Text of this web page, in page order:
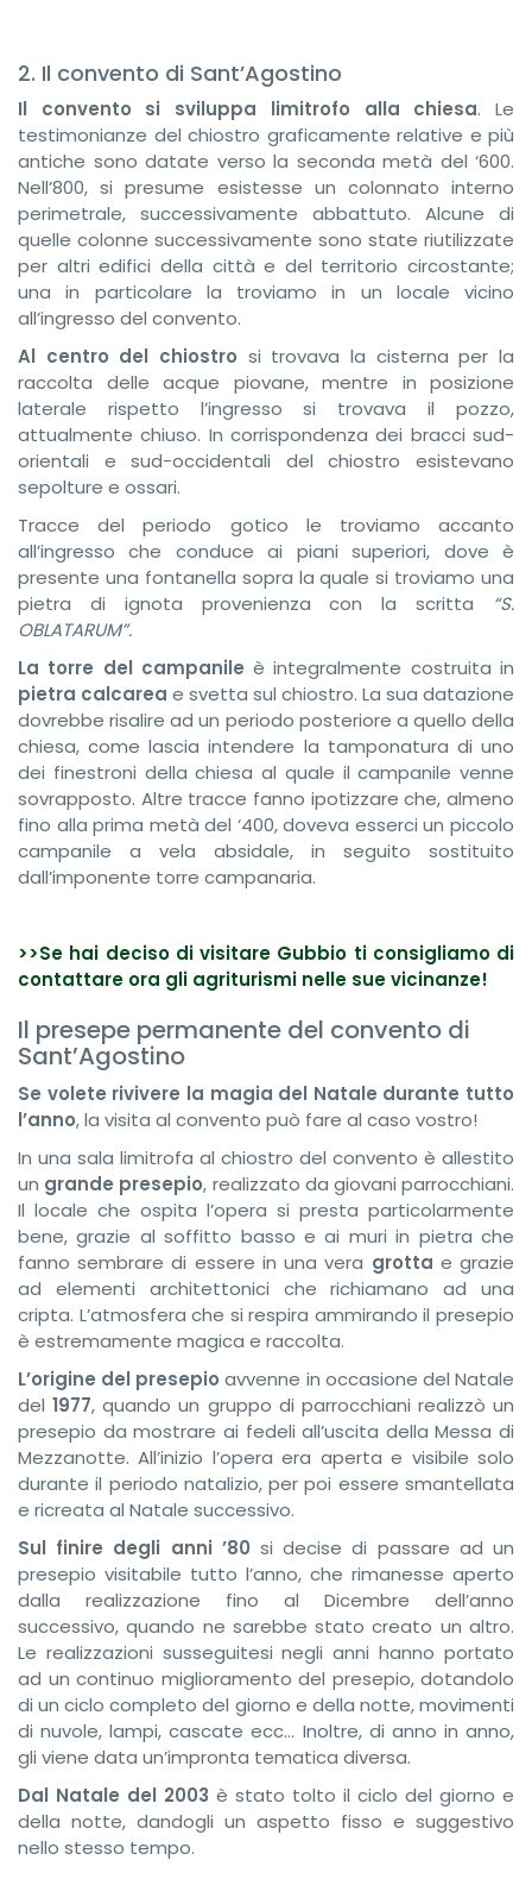
2. Il convento di Sant’Agostino
Il convento si sviluppa limitrofo alla chiesa. Le
testimonianze del chiostro graficamente relative e più
antiche sono datate verso la seconda metà del ‘600.
Nell’800, si presume esistesse un colonnato interno
perimetrale, successivamente abbattuto. Alcune di
quelle colonne successivamente sono state riutilizzate
per altri edifici della città e del territorio circostante;
una in particolare la troviamo in un locale vicino
all’ingresso del convento.
Al centro del chiostro si trovava la cisterna per la
raccolta delle acque piovane, mentre in posizione
laterale rispetto l’ingresso si trovava il pozzo,
attualmente chiuso. In corrispondenza dei bracci sud-
orientali e sud-occidentali del chiostro esistevano
sepolture e ossari.
Tracce del periodo gotico le troviamo accanto
all’ingresso che conduce ai piani superiori, dove è
presente una fontanella sopra la quale si troviamo una
pietra di ignota provenienza con la scritta “S.
OBLATARUM”.
La torre del campanile è integralmente costruita in
pietra calcarea e svetta sul chiostro. La sua datazione
dovrebbe risalire ad un periodo posteriore a quello della
chiesa, come lascia intendere la tamponatura di uno
dei finestroni della chiesa al quale il campanile venne
sovrapposto. Altre tracce fanno ipotizzare che, almeno
fino alla prima metà del ‘400, doveva esserci un piccolo
campanile a vela absidale, in seguito sostituito
dall’imponente torre campanaria.
>>Se hai deciso di visitare Gubbio ti consigliamo di
contattare ora gli agriturismi nelle sue vicinanze!
Il presepe permanente del convento di
Sant’Agostino
Se volete rivivere la magia del Natale durante tutto
l’anno, la visita al convento può fare al caso vostro!
In una sala limitrofa al chiostro del convento è allestito
un grande presepio, realizzato da giovani parrocchiani.
Il locale che ospita l’opera si presta particolarmente
bene, grazie al soffitto basso e ai muri in pietra che
fanno sembrare di essere in una vera grotta e grazie
ad elementi architettonici che richiamano ad una
cripta. L’atmosfera che si respira ammirando il presepio
è estremamente magica e raccolta.
L’origine del presepio avvenne in occasione del Natale
del1977, quando un gruppo di parrocchiani realizzò un
presepio da mostrare ai fedeli all’uscita della Messa di
Mezzanotte. All’inizio l’opera era aperta e visibile solo
durante il periodo natalizio, per poi essere smantellata
e ricreata al Natale successivo.
Sul finire degli anni ’80 si decise di passare ad un
presepio visitabile tutto l’anno, che rimanesse aperto
dalla realizzazione fino al Dicembre dell’anno
successivo, quando ne sarebbe stato creato un altro.
Le realizzazioni susseguitesi negli anni hanno portato
ad un continuo miglioramento del presepio, dotandolo
di un ciclo completo del giorno e della notte, movimenti
di nuvole, lampi, cascate ecc… Inoltre, di anno in anno,
gli viene data un’impronta tematica diversa.
Dal Natale del 2003 è stato tolto il ciclo del giorno e
della notte, dandogli un aspetto fisso e suggestivo
nello stesso tempo.